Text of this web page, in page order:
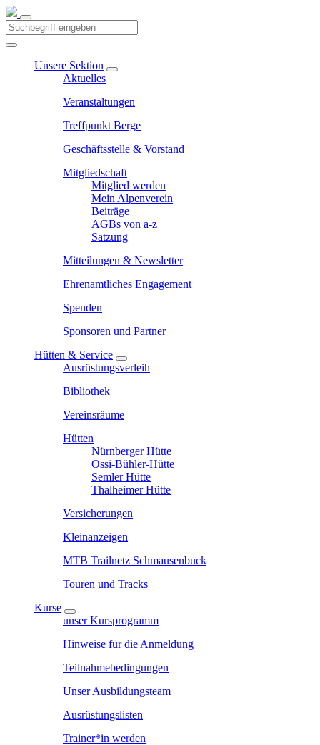
Unsere Sektion
Aktuelles
Veranstaltungen
Treffpunkt Berge
Geschäftsstelle & Vorstand
Mitgliedschaft
Mitglied werden
Mein Alpenverein
Beiträge
AGBs von a-z
Satzung
Mitteilungen & Newsletter
Ehrenamtliches Engagement
Spenden
Sponsoren und Partner
Hütten & Service
Ausrüstungsverleih
Bibliothek
Vereinsräume
Hütten
Nürnberger Hütte
Ossi-Bühler-Hütte
Semler Hütte
Thalheimer Hütte
Versicherungen
Kleinanzeigen
MTB Trailnetz Schmausenbuck
Touren und Tracks
Kurse
unser Kursprogramm
Hinweise für die Anmeldung
Teilnahmebedingungen
Unser Ausbildungsteam
Ausrüstungslisten
Trainer*in werden